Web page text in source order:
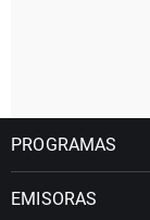
PROGRAMAS
EMISORAS